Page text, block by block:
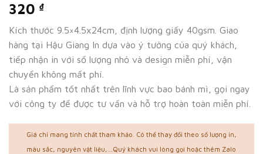
320 ₫
Kích thước 9.5×4.5x24cm, định lượng giấy 40gsm. Giao
hàng tại Hậu Giang In dựa vào ý tưởng của quý khách,
tiếp nhận in với số lượng nhỏ và design miễn phí, vận
chuyển không mất phí.
Là sản phẩm tốt nhất trên lĩnh vực bao bánh mì, gọi ngay
với công ty để được tư vấn và hỗ trợ hoàn toàn miễn phí.
Giá chỉ mang tính chất tham khảo. Có thể thay đổi theo số lượng in,
màu sắc, nguyên vật liệu,...Quý khách vui lòng gọi hoặc thêm Zalo